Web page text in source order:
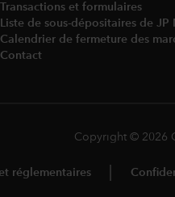
Transactions et formulaires
Liste de sous-dépositaires de JP
Calendrier de fermeture des
Contact
Copyright © 2026
réglementaires